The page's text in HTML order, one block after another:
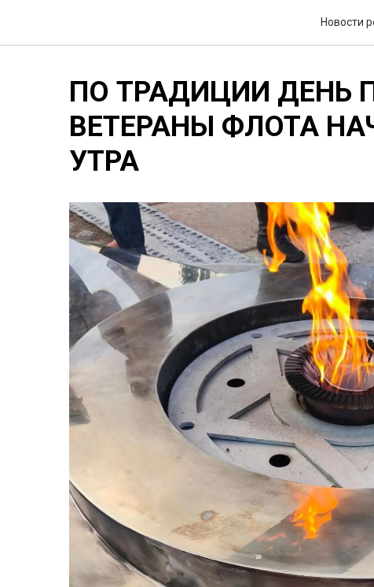
Новости
ПО ТРАДИЦИИ ДЕНЬ
ВЕТЕРАНЫ ФЛОТА
УТРА